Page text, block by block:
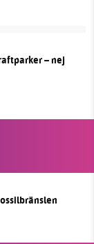
– nej